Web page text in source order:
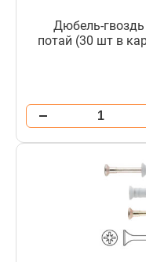
Дюбель-
потай (30 шт в